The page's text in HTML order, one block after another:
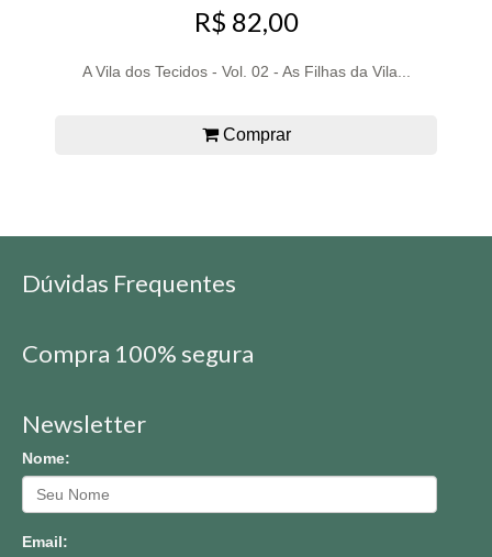
R$ 82,00
A Vila dos Tecidos - Vol. 02 - As Filhas da Vila...
Comprar
Dúvidas Frequentes
Compra 100% segura
Newsletter
Nome:
Email: